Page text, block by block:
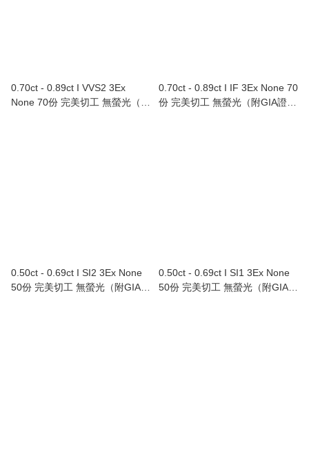
0.70ct - 0.89ct I VVS2 3Ex
None 70份 完美切工 無螢光（附
0.70ct - 0.89ct I IF 3Ex None 70
份 完美切工 無螢光（附GIA證
0.50ct - 0.69ct I SI2 3Ex None
50份 完美切工 無螢光（附GIA證
0.50ct - 0.69ct I SI1 3Ex None
50份 完美切工 無螢光（附GIA證